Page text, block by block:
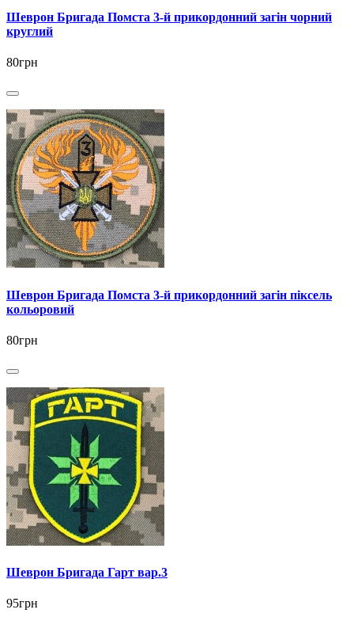
Шеврон Бригада Помста 3-й прикордонний загін чорний
круглий
80грн
Шеврон Бригада Помста 3-й прикордонний загін піксель
кольоровий
80грн
Шеврон Бригада Гарт вар.3
95грн